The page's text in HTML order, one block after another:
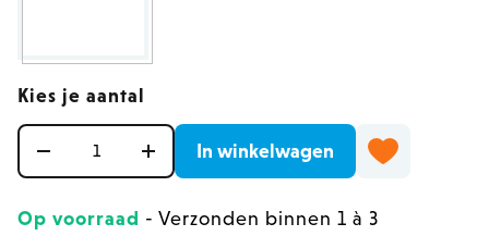
Kies je aantal
In winkelwagen
Op voorraad - Verzonden binnen 1 à 3